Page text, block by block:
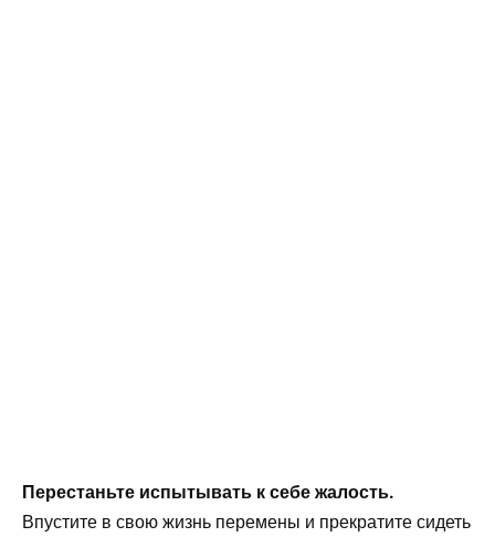
Перестаньте испытывать к себе жалость.
Впустите в свою жизнь перемены и прекратите сидеть